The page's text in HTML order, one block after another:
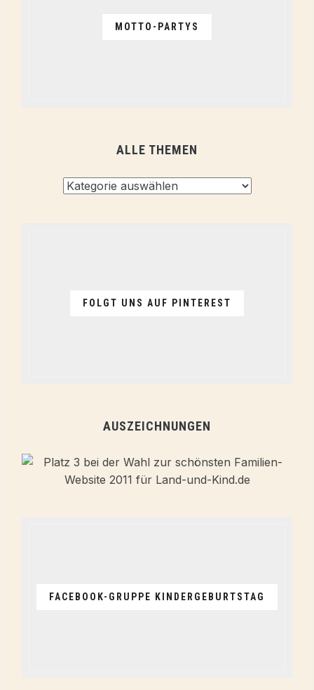
MOTTO-PARTYS
ALLE THEMEN
FOLGT UNS AUF PINTEREST
AUSZEICHNUNGEN
FACEBOOK-GRUPPE KINDERGEBURTSTAG